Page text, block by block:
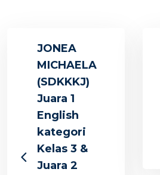
JONEA
MICHAELA
(SDKKKJ)
Juara 1
English
kategori
Kelas 3 &
Juara 2